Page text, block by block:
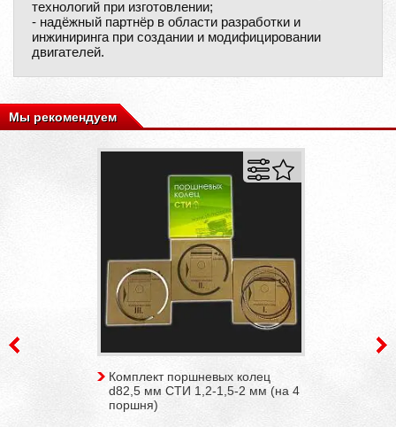
технологий при изготовлении;
- надёжный партнёр в области разработки и
инжиниринга при создании и модифицировании
двигателей.
Мы рекомендуем
Комплект поршневых колец
d82,5 мм СТИ 1,2-1,5-2 мм (на 4
поршня)